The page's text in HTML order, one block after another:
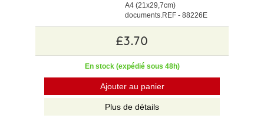
A4 (21x29,7cm)
documents.REF - 88226E
£3.70
En stock (expédié sous 48h)
Ajouter au panier
Plus de détails